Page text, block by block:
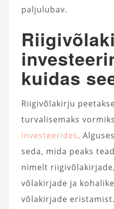
paljulubav.
kuidas
Riigivõlakirju
turvalisemaks vormiks
investeerides.
seda, mida peaks
nimelt
võlakirjade ja
võlakirjade